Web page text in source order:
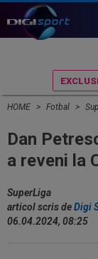
HOME Fotbal
Dan
a reveni la
SuperLiga
articol scris deDigi
06.04.2024, 08:25